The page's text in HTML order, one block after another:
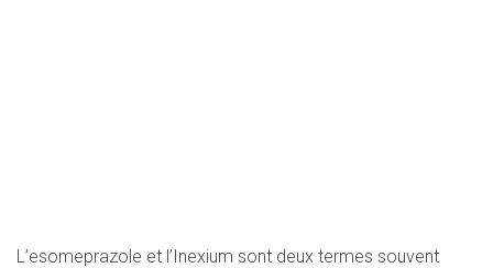
L’esomeprazole et l’Inexium sont deux termes souvent